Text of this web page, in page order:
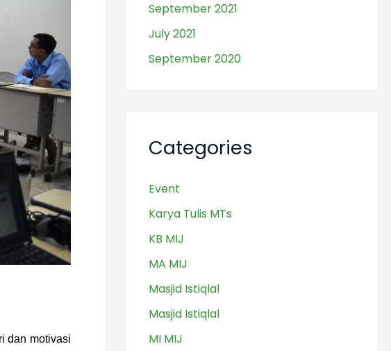
dan motivasi
September 2021
July 2021
September 2020
Categories
Event
Karya Tulis MTs
KB MIJ
MA MIJ
Masjid Istiqlal
Masjid Istiqlal
MI MIJ